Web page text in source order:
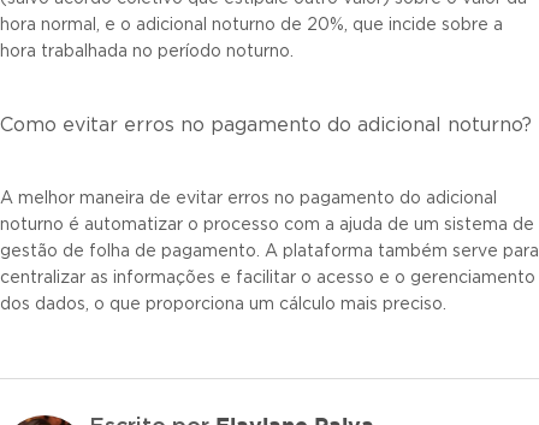
hora normal, e o adicional noturno de 20%, que incide sobre a
hora trabalhada no período noturno.
Como evitar erros no pagamento do adicional noturno?
A melhor maneira de evitar erros no pagamento do adicional
noturno é automatizar o processo com a ajuda de um sistema de
gestão de folha de pagamento. A plataforma também serve para
centralizar as informações e facilitar o acesso e o gerenciamento
dos dados, o que proporciona um cálculo mais preciso.